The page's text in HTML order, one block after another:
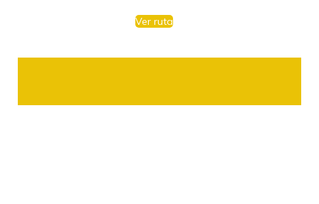
Ver ruta